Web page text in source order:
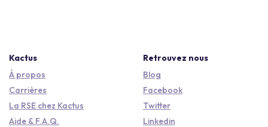
Kactus
À propos
Carrières
La RSE chez Kactus
Aide & F.A.Q.
Retrouvez nous
Blog
Facebook
Twitter
Linkedin